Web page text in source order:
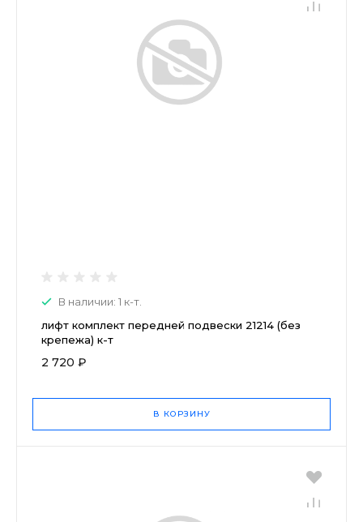
В наличии: 1 к-т.
лифт комплект передней подвески 21214 (без
крепежа) к-т
2 720 ₽
В КОРЗИНУ